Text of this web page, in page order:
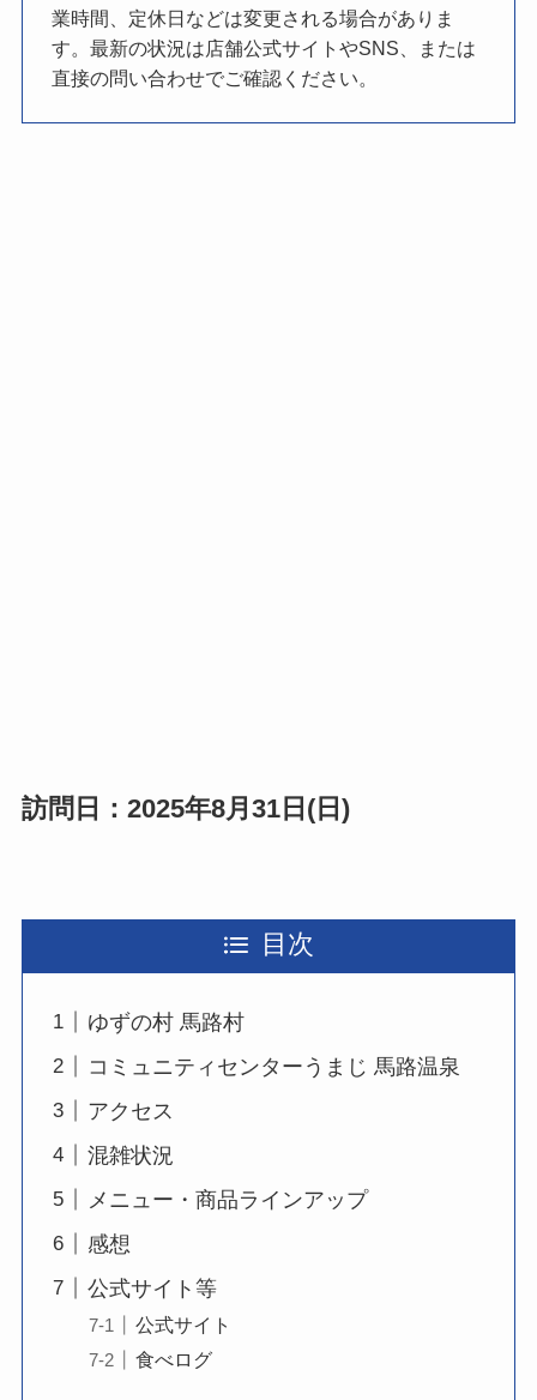
業時間、定休日などは変更される場合がありま
す。最新の状況は店舗公式サイトやSNS、または
直接の問い合わせでご確認ください。
訪問日：2025年8月31日(日)
目次
ゆずの村 馬路村
コミュニティセンターうまじ 馬路温泉
アクセス
混雑状況
メニュー・商品ラインアップ
感想
公式サイト等
公式サイト
食べログ